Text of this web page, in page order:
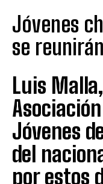
Jóvenes
se
Luis
Jóvenes
del
por estos